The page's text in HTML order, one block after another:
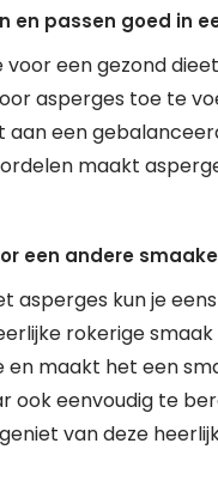
passen goed in
voor een gezond
asperges toe te
een
maakt
een andere
asperges kun je
rokerige
maakt het een
ook eenvoudig te
van deze